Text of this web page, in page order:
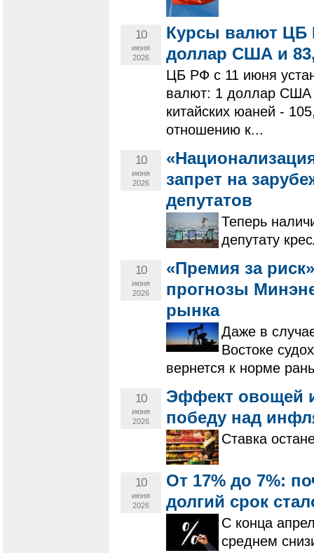
10
июня
2026
Курсы валют ЦБ
доллар США и
ЦБ РФ с 11 июня
валют: 1 доллар США
китайских юаней -
отношению к...
10
июня
2026
запрет на
депутатов
Теперь
депутату
10
июня
2026
«Премия за
прогнозы
рынка
Даже в
Востоке
вернется к норме
10
июня
2026
Эффект овощей
победу над
Ставка
10
июня
2026
От 17% до 7%:
долгий срок
С конца
среднем